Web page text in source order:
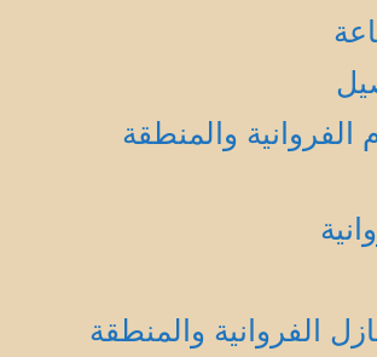
الفروانية والمنطقة
الفروانية والمنطقة